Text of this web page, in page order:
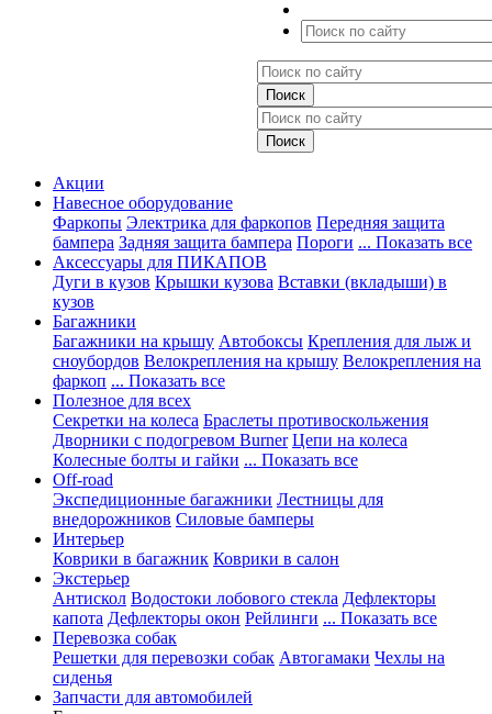
Акции
Навесное оборудование
Фаркопы Электрика для фаркопов Передняя защита
бампера Задняя защита бампера Пороги ... Показать все
Аксессуары для ПИКАПОВ
Дуги в кузов Крышки кузова Вставки (вкладыши) в
кузов
Багажники
Багажники на крышу Автобоксы Крепления для лыж и
сноубордов Велокрепления на крышу Велокрепления на
фаркоп ... Показать все
Полезное для всех
Секретки на колеса Браслеты противоскольжения
Дворники с подогревом Burner Цепи на колеса
Колесные болты и гайки ... Показать все
Off-road
Экспедиционные багажники Лестницы для
внедорожников Силовые бамперы
Интерьер
Коврики в багажник Коврики в салон
Экстерьер
Антискол Водостоки лобового стекла Дефлекторы
капота Дефлекторы окон Рейлинги ... Показать все
Перевозка собак
Решетки для перевозки собак Автогамаки Чехлы на
сиденья
Запчасти для автомобилей